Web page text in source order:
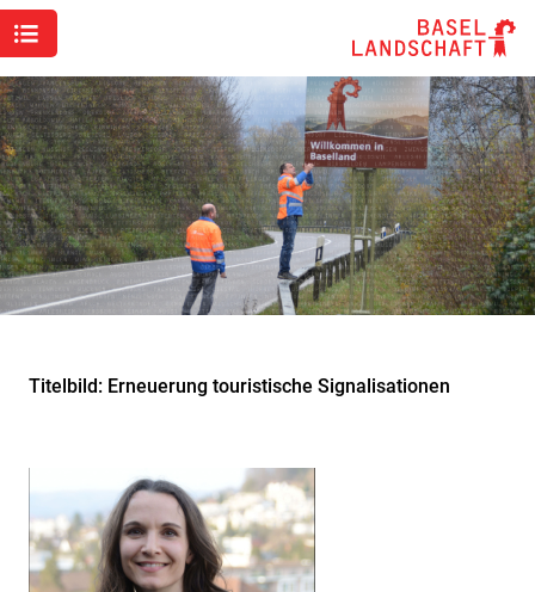
Titelbild: Erneuerung touristische Signalisationen